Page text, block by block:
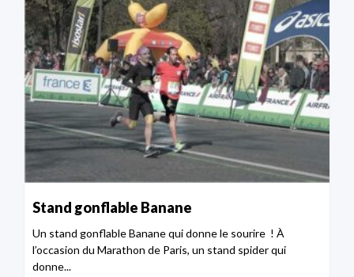
Stand gonflable Banane
Un stand gonflable Banane qui donne le sourire ! À
l’occasion du Marathon de Paris, un stand spider qui
donne...